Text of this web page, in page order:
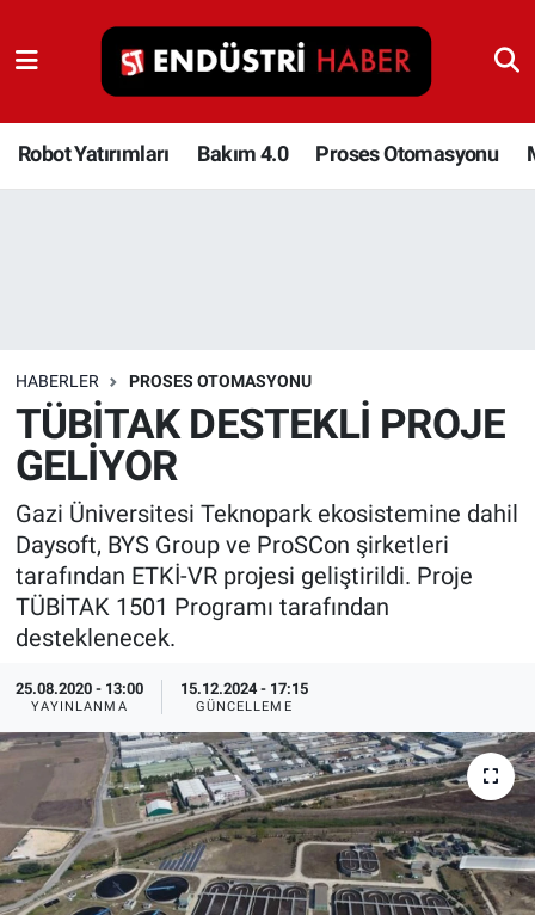
Robot Yatırımları Bakım 4.0 Proses Otomasyonu
HABERLER PROSES OTOMASYONU
TÜBİTAK DESTEKLİ PROJE
GELİYOR
Gazi Üniversitesi Teknopark ekosistemine dahil
Daysoft, BYS Group ve ProSCon şirketleri
tarafından ETKİ-VR projesi geliştirildi. Proje
TÜBİTAK 1501 Programı tarafından
desteklenecek.
25.08.2020 - 13:00
YAYINLANMA
15.12.2024 - 17:15
GÜNCELLEME
Robot Yatırımları
Bakım 4.0
Depolama Çözümleri
İnşaat ve Malzeme
HaberOrtak
EndüstriST
Enerjisini Üreten Fabrikalar
Endüstri 4.0 Uygulamaları
Ağır Sanayi Çözümleri